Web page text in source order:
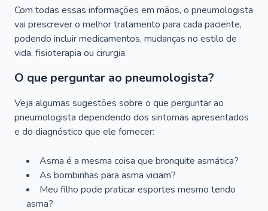
Com todas essas informações em mãos, o pneumologista
vai prescrever o melhor tratamento para cada paciente,
podendo incluir medicamentos, mudanças no estilo de
vida, fisioterapia ou cirurgia.
O que perguntar ao pneumologista?
Veja algumas sugestões sobre o que perguntar ao
pneumologista dependendo dos sintomas apresentados
e do diagnóstico que ele fornecer:
Asma é a mesma coisa que bronquite asmática?
As bombinhas para asma viciam?
Meu filho pode praticar esportes mesmo tendo
asma?